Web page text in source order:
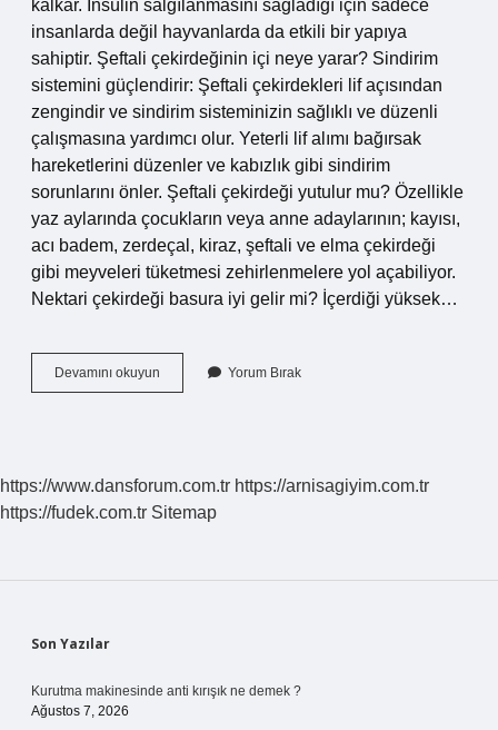
kalkar. İnsülin salgılanmasını sağladığı için sadece
insanlarda değil hayvanlarda da etkili bir yapıya
sahiptir. Şeftali çekirdeğinin içi neye yarar? Sindirim
sistemini güçlendirir: Şeftali çekirdekleri lif açısından
zengindir ve sindirim sisteminizin sağlıklı ve düzenli
çalışmasına yardımcı olur. Yeterli lif alımı bağırsak
hareketlerini düzenler ve kabızlık gibi sindirim
sorunlarını önler. Şeftali çekirdeği yutulur mu? Özellikle
yaz aylarında çocukların veya anne adaylarının; kayısı,
acı badem, zerdeçal, kiraz, şeftali ve elma çekirdeği
gibi meyveleri tüketmesi zehirlenmelere yol açabiliyor.
Nektari çekirdeği basura iyi gelir mi? İçerdiği yüksek…
Devamını okuyun
Çekirdeğinin
Yorum Bırak
https://www.dansforum.com.tr https://arnisagiyim.com.tr
https://fudek.com.tr Sitemap
Sidebar
Son Yazılar
Kurutma makinesinde anti kırışık ne demek ?
Ağustos 7, 2026